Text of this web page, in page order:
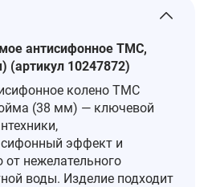
антисифонное TMC,
10247872)
колено TMC
(38 мм) — ключевой
эффект и
нежелательного
воды. Изделие подходит